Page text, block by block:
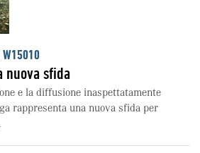
W15010
nuova sfida
e la diffusione inaspettatamente
rappresenta una nuova sfida per